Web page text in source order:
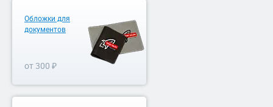
Обложки для
документов
от 300 ₽